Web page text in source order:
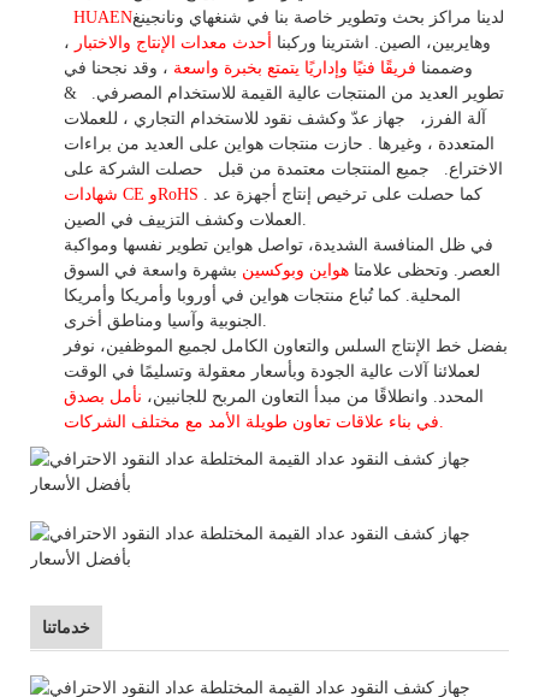
HUAENلدينا مراكز بحث وتطوير خاصة بنا في شنغهاي ونانجينغ
وهايربين، الصين. اشترينا وركبنا أحدث معدات الإنتاج والاختبار ،
وضممنا فريقًا فنيًا وإداريًا يتمتع بخبرة واسعة ، وقد نجحنا في
تطوير
العديد من المنتجات عالية القيمة للاستخدام المصرفي.
&
آلة الفرز،
جهاز عدّ وكشف نقود للاستخدام التجاري ، للعملات
المتعددة ، وغيرها
. حازت منتجات هواين على العديد من براءات
الاختراع.
جميع المنتجات معتمدة من قبل
حصلت الشركة على
شهادات CE وRoHS
في ظل المنافسة الشديدة، تواصل هواين تطوير نفسها ومواكبة
العصر. وتحظى علامتا هواين وبوكسين بشهرة واسعة في السوق
المحلية. كما تُباع منتجات هواين في أوروبا وأمريكا وأمريكا
بفضل خط الإنتاج السلس والتعاون الكامل لجميع الموظفين، نوفر
لعملائنا آلات عالية الجودة وبأسعار معقولة وتسليمًا في الوقت
المحدد. وانطلاقًا من مبدأ التعاون المربح للجانبين، نأمل بصدق
في بناء علاقات تعاون طويلة
خدماتنا